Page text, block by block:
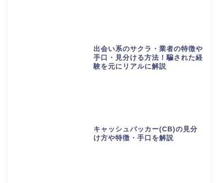
出会い系のサクラ・業者の特徴や
手口・見分ける方法！騙された経
験を元にリアルに解説
キャッシュバッカー(CB)の見分
け方や特徴・手口を解説